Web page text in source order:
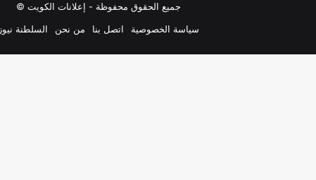
جميع الحقوق محفوظة - إعلانات الكويت ©
سياسة الخصوصية
اتصل بنا من نحن السلطنة نيوز